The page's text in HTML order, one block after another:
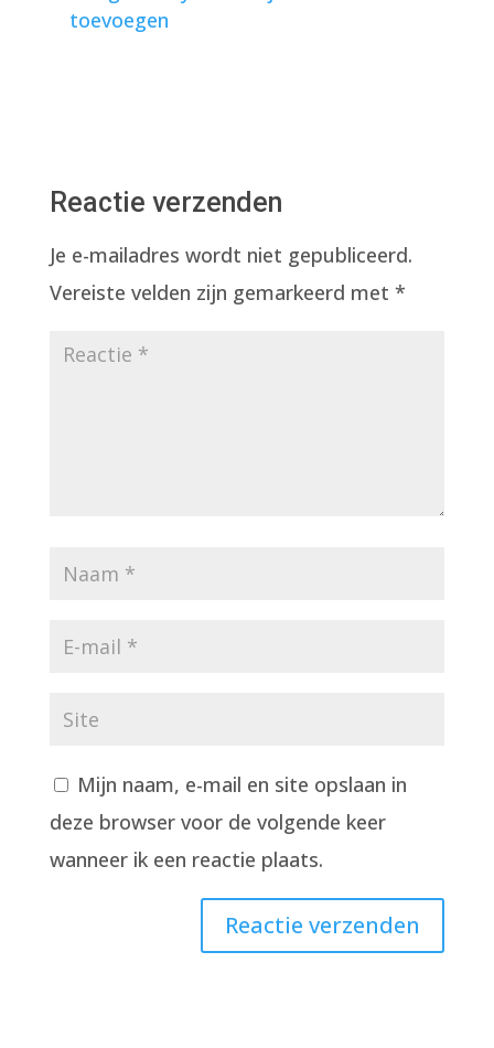
toevoegen
Reactie verzenden
Je e-mailadres wordt niet gepubliceerd.
Vereiste velden zijn gemarkeerd met *
Mijn naam, e-mail en site opslaan in
deze browser voor de volgende keer
wanneer ik een reactie plaats.